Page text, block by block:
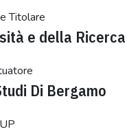
Titolare
e della Ricerca
Di Bergamo